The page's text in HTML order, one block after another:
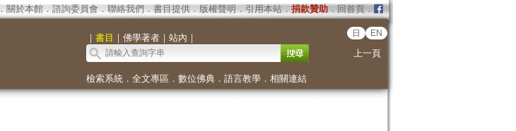
． 關於本館． 諮詢委員會． 聯絡我們 ． 書目提供． 版權聲明 ． 引用本站． 捐款贊助．回首頁．
｜ 書目 ｜ 佛學著者｜ 站內 ｜ 日 EN
上一頁
檢索系統． 全文專區 ． 數位佛典． 語言教學． 相關連結